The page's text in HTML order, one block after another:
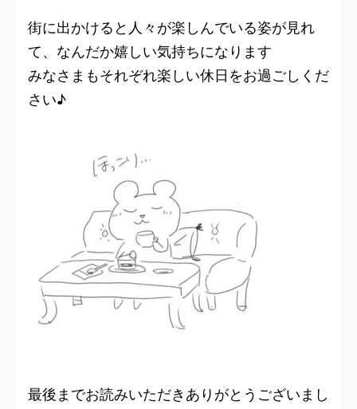
街に出かけると人々が楽しんでいる姿が見れ
て、なんだか嬉しい気持ちになります
みなさまもそれぞれ楽しい休日をお過ごしくだ
さい♪
最後までお読みいただきありがとうございまし